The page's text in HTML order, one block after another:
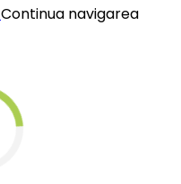
Continua navigarea